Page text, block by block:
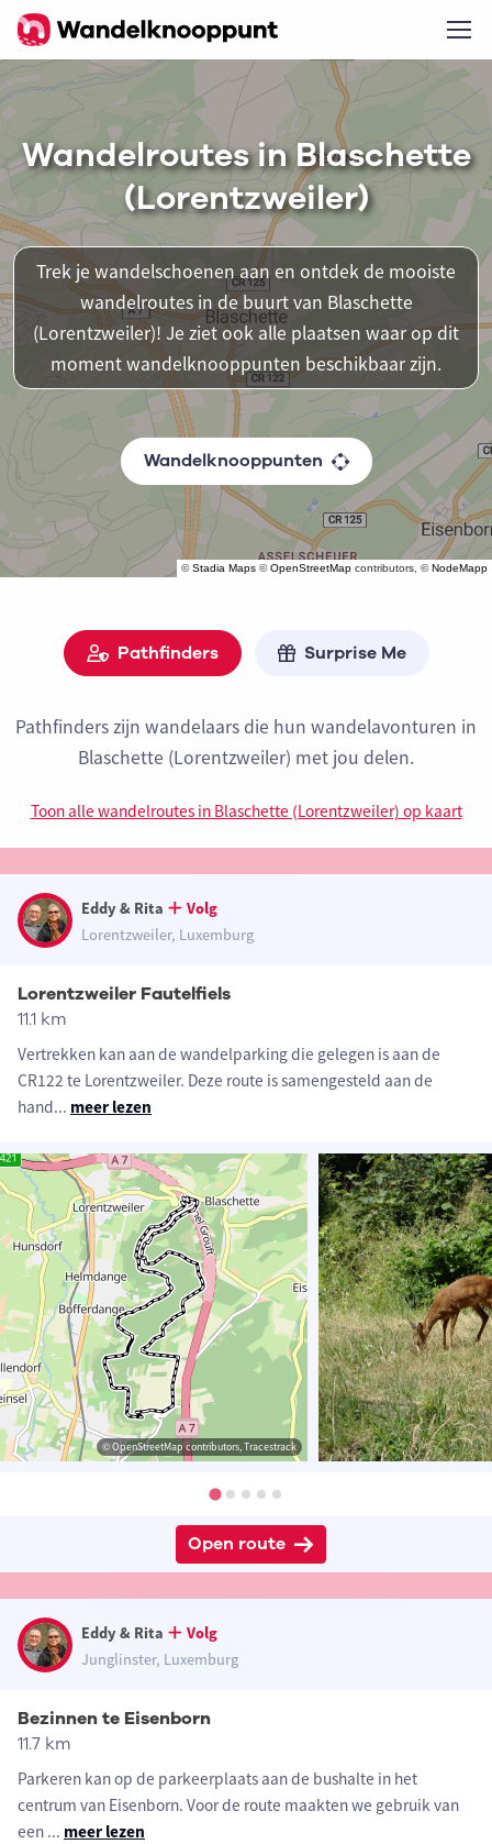
©Stadia Maps ©OpenStreetMap contributors, ©NodeMapp
Wandelroutes in Blaschette
(Lorentzweiler)
Trek je wandelschoenen aan en ontdek de mooiste
wandelroutes in de buurt van Blaschette
(Lorentzweiler)! Je ziet ook alle plaatsen waar op dit
moment wandelknooppunten beschikbaar zijn.
Wandelknooppunten
Pathfinders Surprise Me
Pathfinders zijn wandelaars die hun wandelavonturen in
Blaschette (Lorentzweiler) met jou delen.
Toon alle wandelroutes in Blaschette (Lorentzweiler) op kaart
Eddy & Rita
Volg
Lorentzweiler, Luxemburg
Lorentzweiler Fautelfiels
11.1 km
Vertrekken kan aan de wandelparking die gelegen is aan de
CR122 te Lorentzweiler. Deze route is samengesteld aan de
hand... meer lezen
© OpenStreetMap contributors, Tracestrack
Open route
Eddy & Rita
Volg
Junglinster, Luxemburg
Bezinnen te Eisenborn
11.7 km
Parkeren kan op de parkeerplaats aan de bushalte in het
centrum van Eisenborn. Voor de route maakten we gebruik van
een ... meer lezen